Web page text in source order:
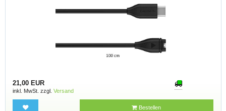
21,00 EUR
inkl. MwSt. zzgl. Versand
Bestellen